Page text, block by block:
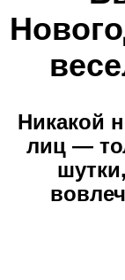
Никакой
лиц —
Логика —
любит загадки!
Смекалка —